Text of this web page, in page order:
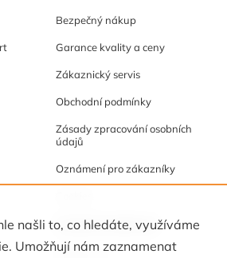
našli to, co hledáte, využíváme
Umožňují nám zaznamenat
Bezpečný nákup
Garance kvality a ceny
Zákaznický servis
Obchodní podmínky
Zásady zpracování osobních
údajů
Oznámení pro zákazníky
Osobní kabinet
Registrace